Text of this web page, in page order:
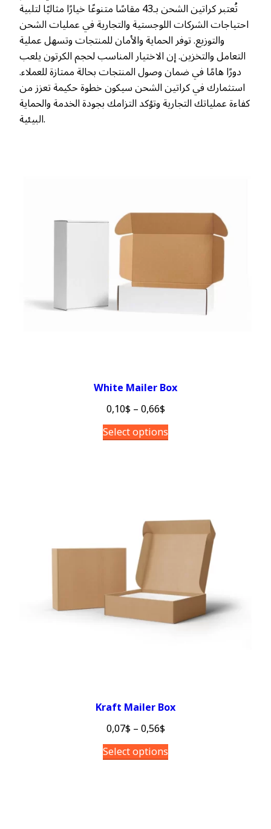
تُعتبر كراتين الشحن بـ43 مقاسًا متنوعًا خيارًا مثاليًا لتلبية
احتياجات الشركات اللوجستية والتجارية في عمليات الشحن
والتوزيع. توفر الحماية والأمان للمنتجات وتسهل عملية
التعامل والتخزين. إن الاختيار المناسب لحجم الكرتون يلعب
دورًا هامًا في ضمان وصول المنتجات بحالة ممتازة للعملاء.
استثمارك في كراتين الشحن سيكون خطوة حكيمة تعزز من
كفاءة عملياتك التجارية وتؤكد التزامك بجودة الخدمة والحماية
البيئية.
White Mailer Box
0,10$–0,66$
Select options
Kraft Mailer Box
0,07$–0,56$
Select options